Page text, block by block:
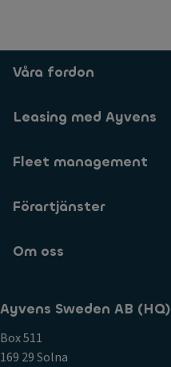
Våra fordon
Leasing med Ayvens
Fleet management
Förartjänster
Om oss
Ayvens Sweden AB (HQ)
Box 511
169 29 Solna